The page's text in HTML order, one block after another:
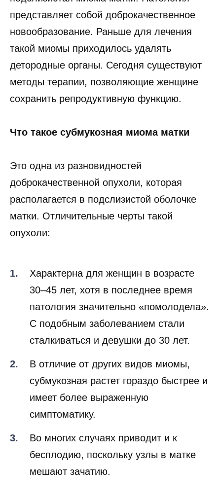
представляет собой доброкачественное
новообразование. Раньше для лечения
такой миомы приходилось удалять
детородные органы. Сегодня существуют
методы терапии, позволяющие женщине
сохранить репродуктивную функцию.
Что такое субмукозная миома матки
Это одна из разновидностей
доброкачественной опухоли, которая
располагается в подслизистой оболочке
матки. Отличительные черты такой
опухоли:
Характерна для женщин в возрасте
30–45 лет, хотя в последнее время
патология значительно «помолодела».
С подобным заболеванием стали
сталкиваться и девушки до 30 лет.
В отличие от других видов миомы,
субмукозная растет гораздо быстрее и
имеет более выраженную
симптоматику.
Во многих случаях приводит и к
бесплодию, поскольку узлы в матке
мешают зачатию.